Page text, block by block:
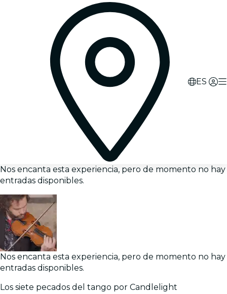
ES
Nos encanta esta experiencia, pero de momento no hay
entradas disponibles.
Nos encanta esta experiencia, pero de momento no hay
entradas disponibles.
Los siete pecados del tango por Candlelight